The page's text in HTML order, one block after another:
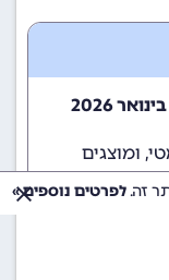
שערי הלירה של פוקלנד בינואר 2026
ומוצגים
לפרטים נוספים »